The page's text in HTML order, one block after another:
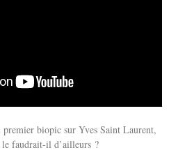
premier biopic sur Yves Saint Laurent,
faudrait-il d’ailleurs ?